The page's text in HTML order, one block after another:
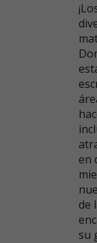
en
de
su